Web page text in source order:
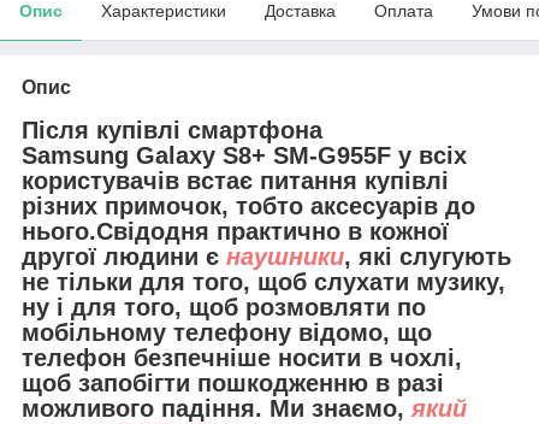
Опис Характеристики Доставка Оплата Умови
Опис
Після купівлі смартфона
Samsung Galaxy S8+ SM-G955F у всіх
користувачів встає питання купівлі
різних примочок, тобто аксесуарів до
нього.Свідодня практично в кожної
другої людини є наушники, які слугують
не тільки для того, щоб слухати музику,
ну і для того, щоб розмовляти по
мобільному телефону відомо, що
телефон безпечніше носити в чохлі,
щоб запобігти пошкодженню в разі
можливого падіння. Ми знаємо, який